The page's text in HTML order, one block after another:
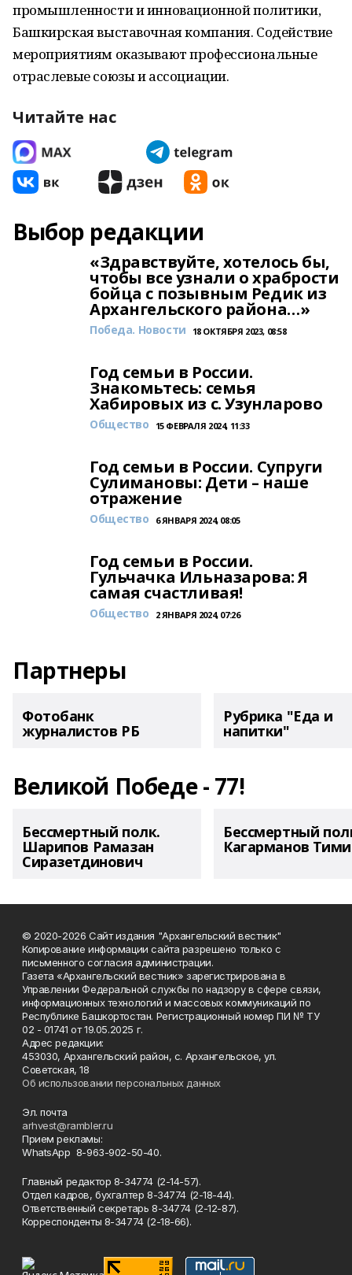
промышленности и инновационной политики,
Башкирская выставочная компания. Содействие
мероприятиям оказывают профессиональные
отраслевые союзы и ассоциации.
Читайте нас
Выбор редакции
«Здравствуйте, хотелось бы,
чтобы все узнали о храбрости
бойца с позывным Редик из
Архангельского района…»
Победа. Новости 18 ОКТЯБРЯ 2023, 08:58
Год семьи в России.
Знакомьтесь: семья
Хабировых из с. Узунларово
Общество 15 ФЕВРАЛЯ 2024, 11:33
Год семьи в России. Супруги
Сулимановы: Дети – наше
отражение
Общество 6 ЯНВАРЯ 2024, 08:05
Год семьи в России.
Гульчачка Ильназарова: Я
самая счастливая!
Общество 2 ЯНВАРЯ 2024, 07:26
Партнеры
Фотобанк
журналистов РБ
Рубрика "Еда и
напитки"
Великой Победе - 77!
Бессмертный полк.
Шарипов Рамазан
Сиразетдинович
Бессмертный
Кагарманов
© 2020-2026 Сайт издания "Архангельский вестник"
Копирование информации сайта разрешено только с
письменного согласия администрации.
Газета «Архангельский вестник» зарегистрирована в
Управлении Федеральной службы по надзору в сфере связи,
информационных технологий и массовых коммуникаций по
Республике Башкортостан. Регистрационный номер ПИ № ТУ
02 - 01741 от 19.05.2025 г.
Адрес редакции:
453030, Архангельский район, с. Архангельское, ул.
Советская, 18
Об использовании персональных данных
Эл. почта
arhvest@rambler.ru
Прием рекламы:
WhatsApp 8-963-902-50-40.
Главный редактор 8-34774 (2-14-57).
Отдел кадров, бухгалтер 8-34774 (2-18-44).
Ответственный секретарь 8-34774 (2-12-87).
Корреспонденты 8-34774 (2-18-66).